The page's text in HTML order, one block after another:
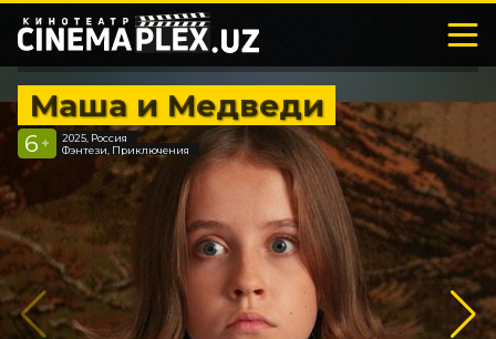
Маша и Медведи
6 +
2025, Россия
Фэнтези, Приключения